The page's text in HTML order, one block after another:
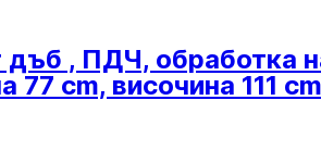
, ПДЧ, oбработка
77 cm, височина 111